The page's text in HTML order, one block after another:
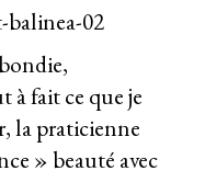
à fait ce que je
la praticienne
» beauté avec